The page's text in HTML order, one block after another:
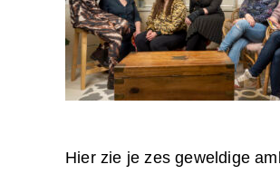
Hier zie je zes geweldige